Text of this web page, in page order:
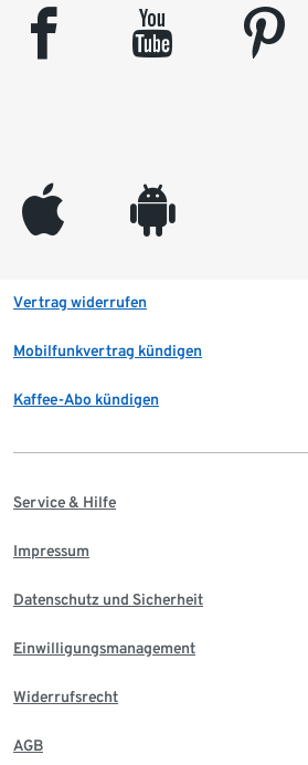
facebook youtube pinterest
appleinc android
Vertrag widerrufen
Mobilfunkvertrag kündigen
Kaffee-Abo kündigen
Service & Hilfe
Impressum
Datenschutz und Sicherheit
Einwilligungsmanagement
Widerrufsrecht
AGB